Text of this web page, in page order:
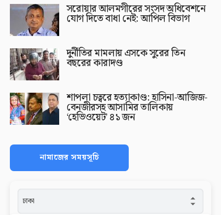
সরোয়ার আলমগীরের সংসদ অধিবেশনে
যোগ দিতে বাধা নেই: আপিল বিভাগ
দুর্নীতির মামলায় এসকে সুরের তিন
বছরের কারাদণ্ড
শাপলা চত্বরে হত্যাকাণ্ড: হাসিনা-আজিজ-
বেনজীরসহ আসামির তালিকায়
‘হেভিওয়েট’ ৪১ জন
নামাজের সময়সূচি